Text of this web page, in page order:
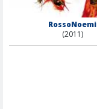
RossoNoemi
(2011)